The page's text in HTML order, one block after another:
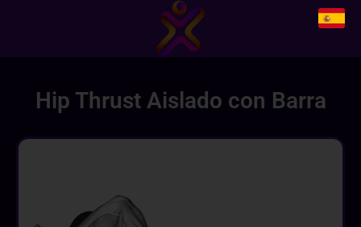
Hip Thrust Aislado con Barra